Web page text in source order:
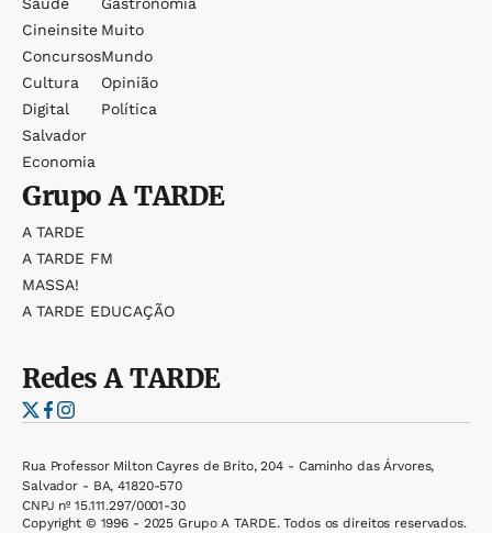
Cineinsite
Concursos
Cultura
Digital
Salvador
Economia
Muito
Mundo
Opinião
Política
GrupoA TARDE
A TARDE
A TARDE FM
MASSA!
A TARDE EDUCAÇÃO
RedesA TARDE
Rua Professor Milton Cayres de Brito, 204 - Caminho das Árvores,
Salvador - BA, 41820-570
CNPJ nº 15.111.297/0001-30
Copyright © 1996 - 2025 Grupo A TARDE. Todos os direitos reservados.